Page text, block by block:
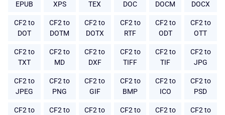
EPUB
XPS
TEX
DOC
DOCM
DOCX
CF2 to
DOT
CF2 to
DOTM
CF2 to
DOTX
CF2 to
RTF
CF2 to
ODT
CF2 to
OTT
CF2 to
TXT
CF2 to
MD
CF2 to
DXF
CF2 to
TIFF
CF2 to
TIF
CF2 to
JPG
CF2 to
JPEG
CF2 to
PNG
CF2 to
GIF
CF2 to
BMP
CF2 to
ICO
CF2 to
PSD
CF2 to
CF2 to
CF2 to
CF2 to
CF2 to
CF2 to